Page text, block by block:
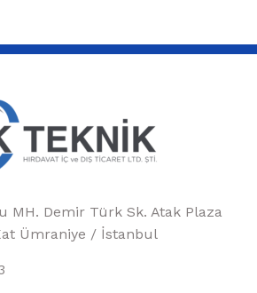
MH. Demir Türk Sk. Atak Plaza
Ümraniye / İstanbul